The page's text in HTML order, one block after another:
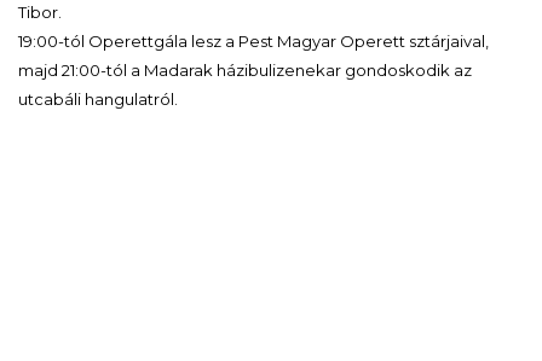
Tibor.
19:00-tól Operettgála lesz a Pest Magyar Operett sztárjaival,
majd 21:00-tól a Madarak házibulizenekar gondoskodik az
utcabáli hangulatról.